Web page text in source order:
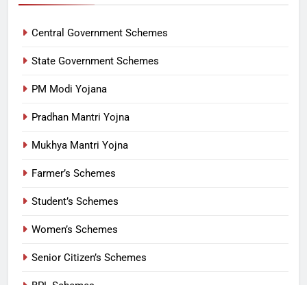
Central Government Schemes
State Government Schemes
PM Modi Yojana
Pradhan Mantri Yojna
Mukhya Mantri Yojna
Farmer’s Schemes
Student’s Schemes
Women’s Schemes
Senior Citizen’s Schemes